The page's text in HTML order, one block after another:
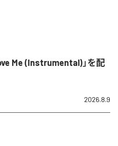
Me (Instrumental)」を配
2026.8.9